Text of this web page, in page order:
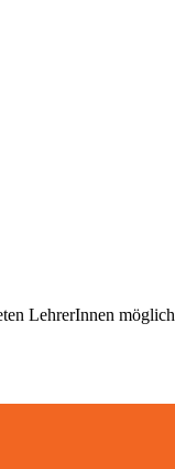
LehrerInnen möglich